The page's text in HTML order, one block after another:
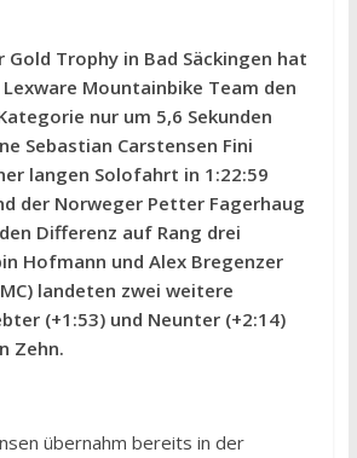
Trophy in Bad Säckingen hat
Mountainbike Team den
nur um 5,6 Sekunden
Sebastian Carstensen Fini
langen Solofahrt in 1:22:59
der Norweger Petter Fagerhaug
Differenz auf Rang drei
Hofmann und Alex Bregenzer
landeten zwei weitere
(+1:53) und Neunter (+2:14)
Zehn.
übernahm bereits in der